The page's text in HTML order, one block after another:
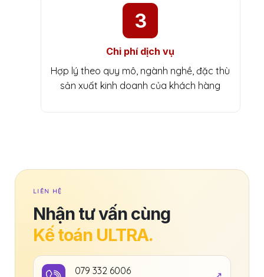
3
Chi phí dịch vụ
Hợp lý theo quy mô, ngành nghề, đặc thù
sản xuất kinh doanh của khách hàng
LIÊN HỆ
Nhận tư vấn cùng
Kế toán ULTRA.
079 332 6006